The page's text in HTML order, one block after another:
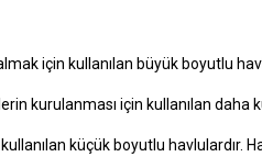
için kullanılan büyük boyutlu
kurulanması için kullanılan
küçük boyutlu havlulardır.